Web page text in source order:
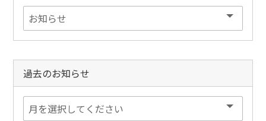
過去のお知らせ